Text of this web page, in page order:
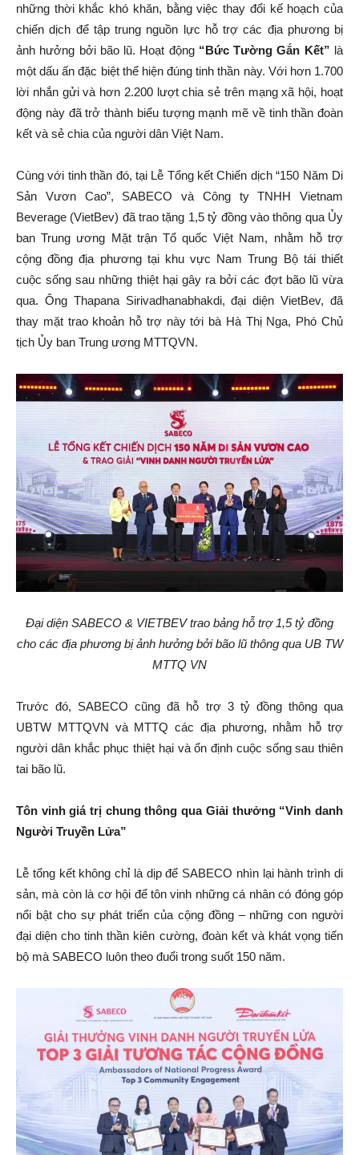
những thời khắc khó khăn, bằng việc thay đổi kế hoạch của
chiến dịch để tập trung nguồn lực hỗ trợ các địa phương bị
ảnh hưởng bởi bão lũ. Hoạt động “Bức Tường Gắn Kết” là
một dấu ấn đặc biệt thể hiện đúng tinh thần này. Với hơn 1.700
lời nhắn gửi và hơn 2.200 lượt chia sẻ trên mạng xã hội, hoạt
động này đã trở thành biểu tượng mạnh mẽ về tinh thần đoàn
kết và sẻ chia của người dân Việt Nam.
Cùng với tinh thần đó, tại Lễ Tổng kết Chiến dịch “150 Năm Di
Sản Vươn Cao”, SABECO và Công ty TNHH Vietnam
Beverage (VietBev) đã trao tặng 1,5 tỷ đồng vào thông qua Ủy
ban Trung ương Mặt trận Tổ quốc Việt Nam, nhằm hỗ trợ
cộng đồng địa phương tại khu vực Nam Trung Bộ tái thiết
cuộc sống sau những thiệt hại gây ra bởi các đợt bão lũ vừa
qua. Ông Thapana Sirivadhanabhakdi, đại diện VietBev, đã
thay mặt trao khoản hỗ trợ này tới bà Hà Thị Nga, Phó Chủ
tịch Ủy ban Trung ương MTTQVN.
Đại diện SABECO & VIETBEV trao bảng hỗ trợ 1,5 tỷ đồng
cho các địa phương bị ảnh hưởng bởi bão lũ thông qua UB TW
MTTQ VN
Trước đó, SABECO cũng đã hỗ trợ 3 tỷ đồng thông qua
UBTW MTTQVN và MTTQ các địa phương, nhằm hỗ trợ
người dân khắc phục thiệt hại và ổn định cuộc sống sau thiên
tai bão lũ.
Tôn vinh giá trị chung thông qua Giải thưởng “Vinh danh
Người Truyền Lửa”
Lễ tổng kết không chỉ là dịp để SABECO nhìn lại hành trình di
sản, mà còn là cơ hội để tôn vinh những cá nhân có đóng góp
nổi bật cho sự phát triển của cộng đồng – những con người
đại diện cho tinh thần kiên cường, đoàn kết và khát vọng tiến
bộ mà SABECO luôn theo đuổi trong suốt 150 năm.